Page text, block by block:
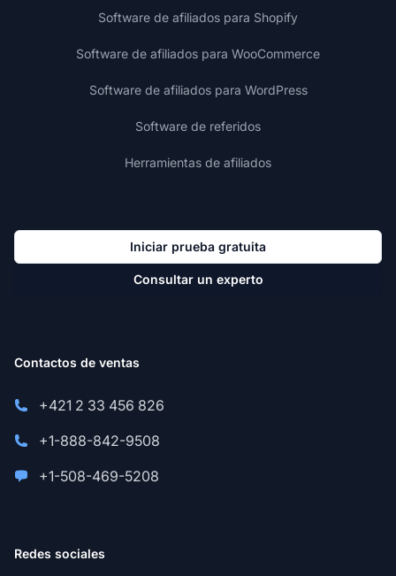
Software de afiliados para Shopify
Software de afiliados para WooCommerce
Software de afiliados para WordPress
Software de referidos
Herramientas de afiliados
Iniciar prueba gratuita
Consultar un experto
Contactos de ventas
+421 2 33 456 826
+1-888-842-9508
+1-508-469-5208
Redes sociales